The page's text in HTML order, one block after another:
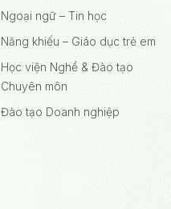
Ngoại ngữ – Tin học
Năng khiếu – Giáo dục trẻ em
Học viện Nghề & Đào tạo
Chuyên môn
Đào tạo Doanh nghiệp